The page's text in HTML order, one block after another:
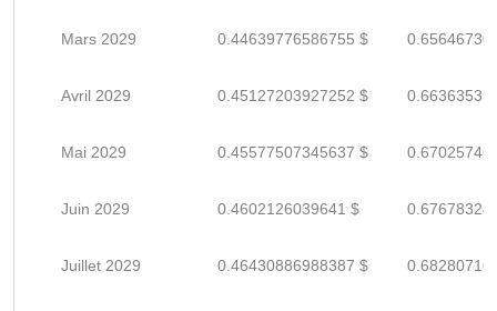
Mars 2029 0.44639776586755 $
Avril 2029 0.45127203927252 $
Mai 2029 0.45577507345637 $
Juin 2029 0.4602126039641 $
Juillet 2029 0.46430886988387 $